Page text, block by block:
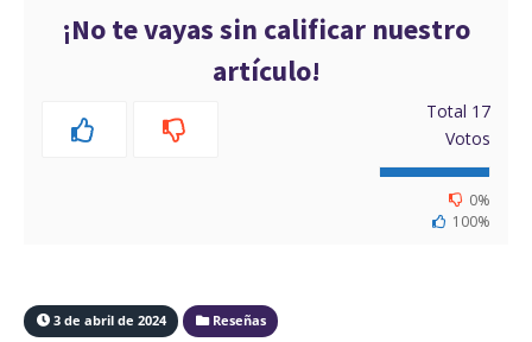
¡No te vayas sin calificar nuestro
artículo!
Total 17
Votos
0%
100%
3 de abril de 2024 Reseñas